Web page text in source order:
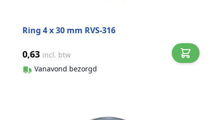
Ring 4 x 30 mm RVS-316
0,63 incl. btw
Vanavond bezorgd